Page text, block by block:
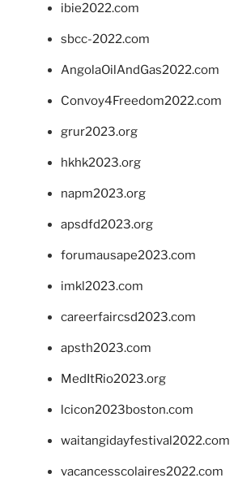
ibie2022.com
sbcc-2022.com
AngolaOilAndGas2022.com
Convoy4Freedom2022.com
grur2023.org
hkhk2023.org
napm2023.org
apsdfd2023.org
forumausape2023.com
imkl2023.com
careerfaircsd2023.com
apsth2023.com
MedItRio2023.org
lcicon2023boston.com
waitangidayfestival2022.com
vacancesscolaires2022.com